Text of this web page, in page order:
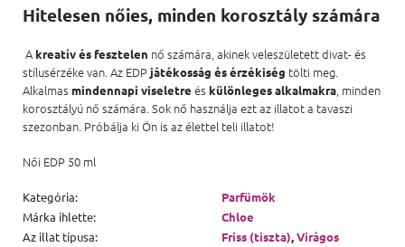
Hitelesen nőies, minden korosztály számára
A kreatív és fesztelen nő számára, akinek veleszületett divat- és
stílusérzéke van. Az EDPjátékosság és érzékiség tölti meg.
Alkalmas mindennapi viseletre és különleges alkalmakra , minden
korosztályú nő számára. Sok nő használja ezt az illatot a tavaszi
szezonban. Próbálja ki Ön is az élettel teli illatot!
Női EDP 50 ml
Kategória:
Parfümök
Márka ihlette:
Chloe
Az illat típusa: Friss (tiszta),Virágos